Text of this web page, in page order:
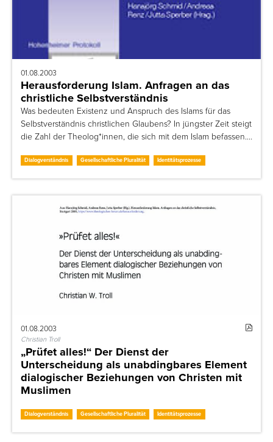
01.08.2003
Herausforderung Islam. Anfragen an das
christliche Selbstverständnis
Was bedeuten Existenz und Anspruch des Islams für das
Selbstverständnis christlichen Glaubens? In jüngster Zeit steigt
die Zahl der Theolog*innen, die sich mit dem Islam befassen.…
Dialogverständnis Gesellschaftliche Pluralität Identitätsprozesse
01.08.2003
Christian Troll
„Prüfet alles!“ Der Dienst der
Unterscheidung als unabdingbares Element
dialogischer Beziehungen von Christen mit
Muslimen
Dialogverständnis Gesellschaftliche Pluralität Identitätsprozesse